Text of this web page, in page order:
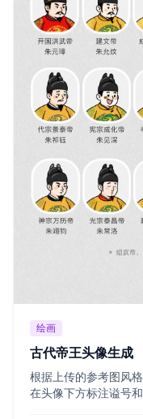
绘画
古代帝王头像生成
根据上传的参考图风
在头像下方标注谥号